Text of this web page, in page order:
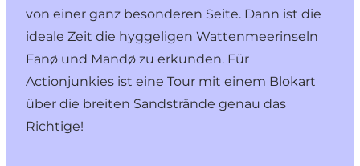
von einer ganz besonderen Seite. Dann ist die
ideale Zeit die hyggeligen Wattenmeerinseln
Fanø und Mandø zu erkunden. Für
Actionjunkies ist eine Tour mit einem Blokart
über die breiten Sandstrände genau das
Richtige!